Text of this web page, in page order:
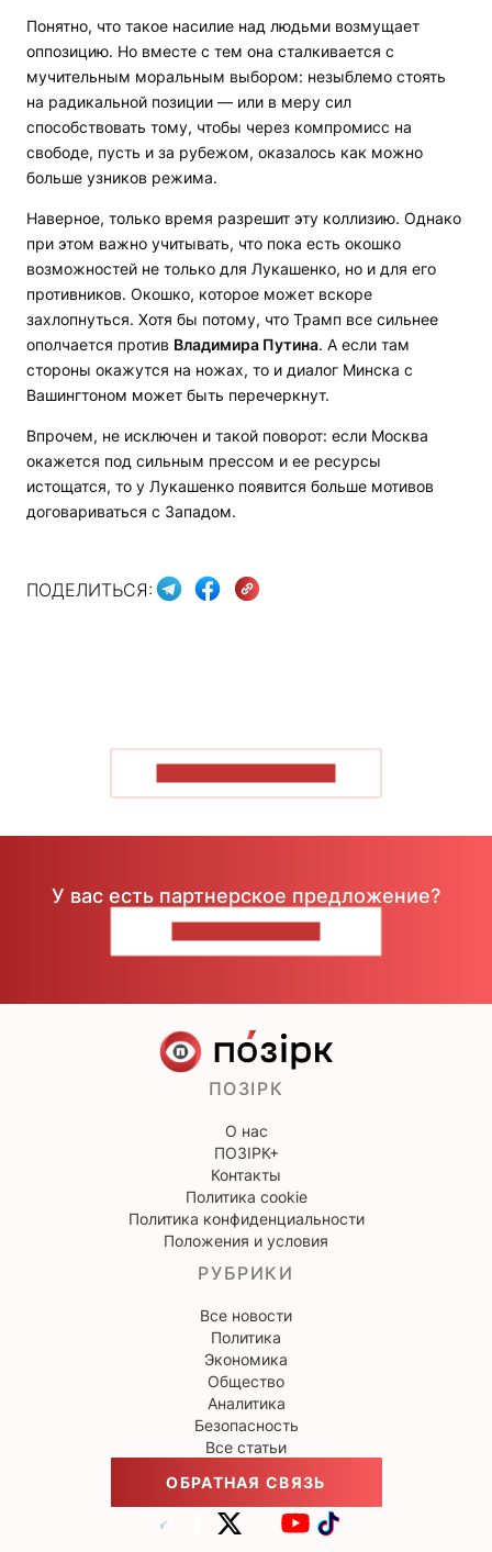
Понятно, что такое насилие над людьми возмущает
оппозицию. Но вместе с тем она сталкивается с
мучительным моральным выбором: незыблемо стоять
на радикальной позиции — или в меру сил
способствовать тому, чтобы через компромисс на
свободе, пусть и за рубежом, оказалось как можно
больше узников режима.
Наверное, только время разрешит эту коллизию. Однако
при этом важно учитывать, что пока есть окошко
возможностей не только для Лукашенко, но и для его
противников. Окошко, которое может вскоре
захлопнуться. Хотя бы потому, что Трамп все сильнее
ополчается против Владимира Путина. А если там
стороны окажутся на ножах, то и диалог Минска с
Вашингтоном может быть перечеркнут.
Впрочем, не исключен и такой поворот: если Москва
окажется под сильным прессом и ее ресурсы
истощатся, то у Лукашенко появится больше мотивов
договариваться с Западом.
ПОДЕЛИТЬСЯ:
У вас есть партнерское предложение?
ПОЗІРК
О нас
ПОЗІРК+
Контакты
Политика cookie
Политика конфиденциальности
Положения и условия
РУБРИКИ
Все новости
Политика
Экономика
Общество
Аналитика
Безопасность
Все статьи
ОБРАТНАЯ СВЯЗЬ